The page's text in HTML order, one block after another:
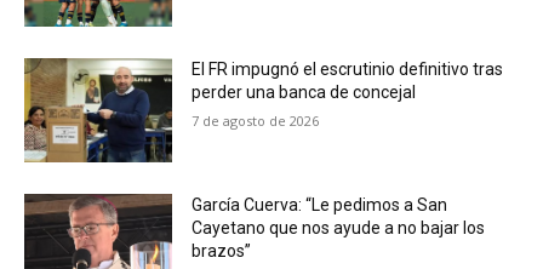
El FR impugnó el escrutinio definitivo tras
perder una banca de concejal
7 de agosto de 2026
García Cuerva: “Le pedimos a San
Cayetano que nos ayude a no bajar los
brazos”